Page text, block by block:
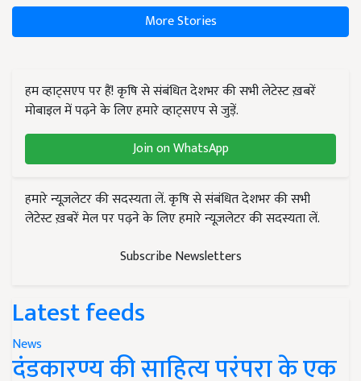
More Stories
हम व्हाट्सएप पर हैं! कृषि से संबंधित देशभर की सभी लेटेस्ट ख़बरें
मोबाइल में पढ़ने के लिए हमारे व्हाट्सएप से जुड़ें.
Join on WhatsApp
हमारे न्यूज़लेटर की सदस्यता लें. कृषि से संबंधित देशभर की सभी
लेटेस्ट ख़बरें मेल पर पढ़ने के लिए हमारे न्यूज़लेटर की सदस्यता लें.
Subscribe Newsletters
Latest feeds
News
दंडकारण्य की साहित्य परंपरा के एक